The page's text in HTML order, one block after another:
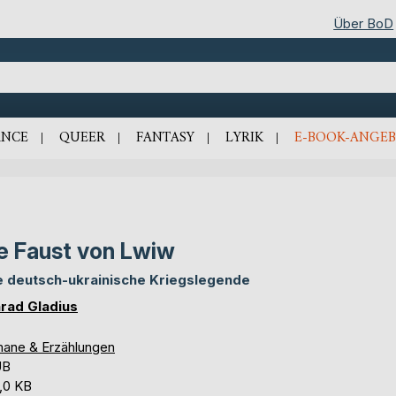
Über BoD
QUEER FANTASY LYRIK E-BOOK-
Faust von Lwiw
deutsch-ukrainische Kriegslegende
Gladius
& Erzählungen
KB